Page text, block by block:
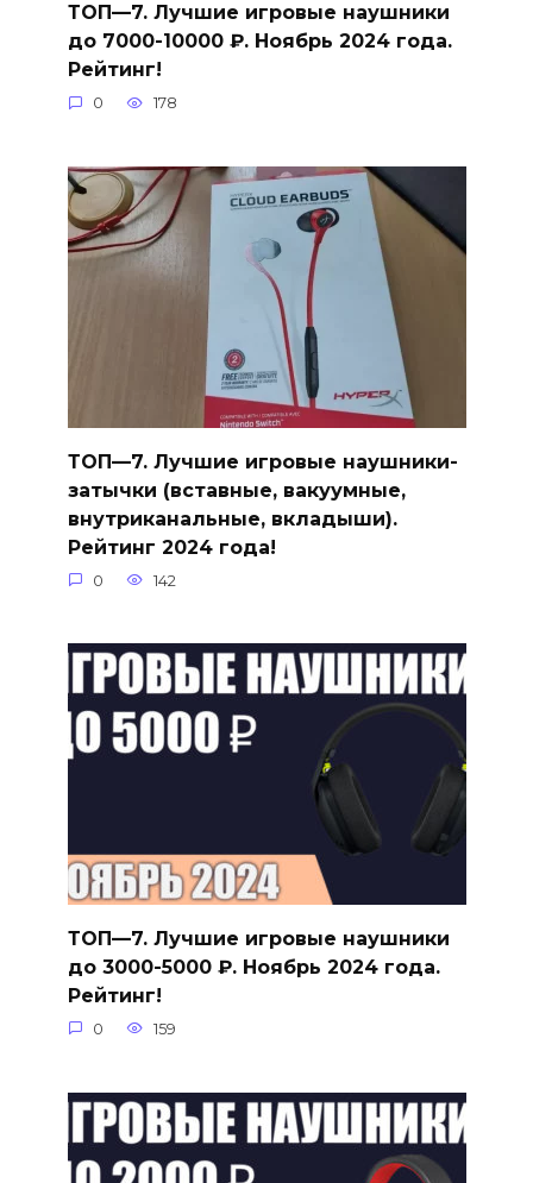
ТОП—7. Лучшие игровые наушники
до 7000-10000 ₽. Ноябрь 2024 года.
Рейтинг!
0 178
ТОП—7. Лучшие игровые наушники-
затычки (вставные, вакуумные,
внутриканальные, вкладыши).
Рейтинг 2024 года!
0 142
ТОП—7. Лучшие игровые наушники
до 3000-5000 ₽. Ноябрь 2024 года.
Рейтинг!
0 159